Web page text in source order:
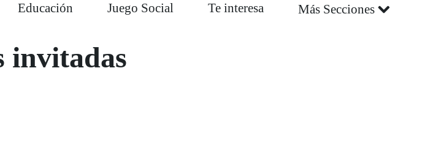
Educación Juego Social Te interesa Más Secciones
invitadas